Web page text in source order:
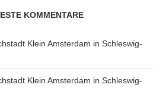
KOMMENTARE
Klein Amsterdam in Schleswig-
Klein Amsterdam in Schleswig-